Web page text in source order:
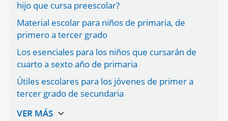
hijo que cursa preescolar?
Material escolar para niños de primaria, de
primero a tercer grado
Los esenciales para los niños que cursarán de
cuarto a sexto año de primaria
Útiles escolares para los jóvenes de primer a
tercer grado de secundaria